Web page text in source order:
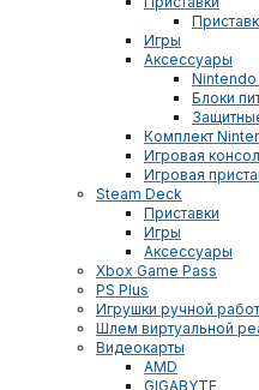
Игры
Аксессуары
Блоки
Комплект
Игровая
Игровая
Steam Deck
Приставки
Игры
Аксессуары
Xbox Game Pass
PS Plus
Игрушки ручной
Шлем виртуальной
Видеокарты
AMD
GIGABYTE